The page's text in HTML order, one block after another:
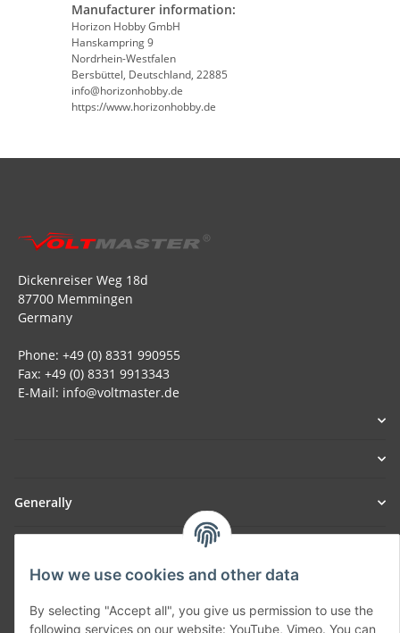
How we use cookies and other data
By selecting "Accept all", you give us permission to use the
following services on our website: YouTube, Vimeo. You can
Manufacturer information:
Horizon Hobby GmbH
Hanskampring 9
Nordrhein-Westfalen
Bersbüttel, Deutschland, 22885
info@horizonhobby.de
https://www.horizonhobby.de
Dickenreiser Weg 18d
87700 Memmingen
Germany
Phone: +49 (0) 8331 990955
Fax: +49 (0) 8331 9913343
E-Mail: info@voltmaster.de
Generally
SmoliTec - Safety. Simplified. Worldwide. ( B2B Shop )